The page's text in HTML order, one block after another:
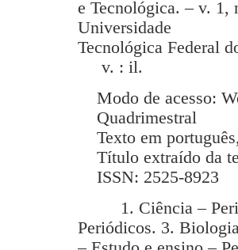
e Tecnológica. – v. 1,
Universidade
Tecnológica Federal
v. : il.
Modo de acesso:
Quadrimestral
Texto em
Título extraído da
ISSN: 2525-8923
1. Ciência –
Periódicos. 3.